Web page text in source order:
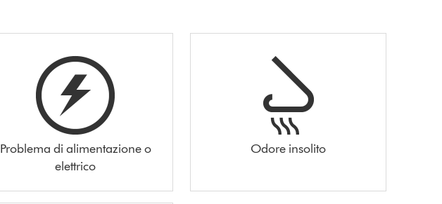
Problema di alimentazione o
elettrico
Odore insolito